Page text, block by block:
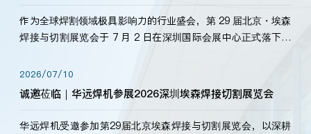
作为全球焊割领域极具影响力的行业盛会，第 29 届北京・埃森
焊接与切割展览会于 7 月 2 日在深圳国际会展中心正式落下帷
标准，持之以恒研发新产品、新技术。新老客户、行业伙伴、
海内外客户为目睹公司发布的新产…
2026/07/10
诚邀莅临｜华远焊机参展2026深圳埃森焊接切割展览会
华远焊机受邀参加第29届北京埃森焊接与切割展览会，以深耕